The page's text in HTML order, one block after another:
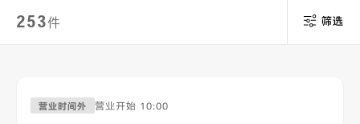
253件 筛选
营业时间外 营业开始 10:00